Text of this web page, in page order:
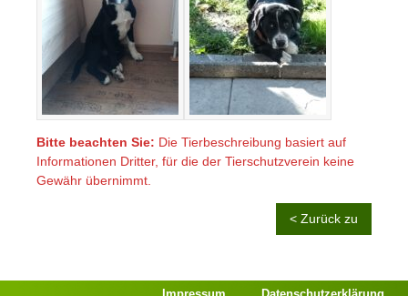
Bitte beachten Sie: Die Tierbeschreibung basiert auf
Informationen Dritter, für die der Tierschutzverein keine
Gewähr übernimmt.
< Zurück zu